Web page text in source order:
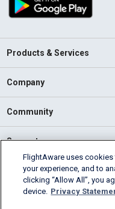
Products & Services
Company
Community
Support
English (USA)
2026 FlightAware
FlightAware uses
your experience, and to
clicking “Allow All”, you
device. Privacy